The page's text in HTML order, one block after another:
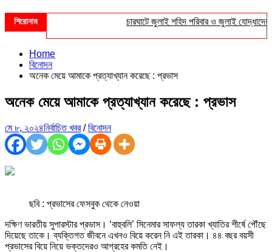
শিরোনাম চারঘাটে জুলাই শহিদ পরিবার ও জুলাই যোদ্ধাদের সংবর্ধনা
Home
বিনোদন
অনেক মেয়ে আমাকে প্রত্যাখ্যান করেছে : প্রভাস
অনেক মেয়ে আমাকে প্রত্যাখ্যান করেছে : প্রভাস
মে ৮, ২০২৪নির্বাচিত খবর/বিনোদন
ছবি : প্রভাসের ফেসবুক থেকে নেওয়া
দক্ষিণ ভারতীয় সুপারস্টার প্রভাস। ‘বাহুবলি’ সিনেমার সাফল্য তারকা খ্যাতির শীর্ষে পৌঁছে
দিয়েছে তাকে। ব্যক্তিগত জীবনে এখনও বিয়ে করেন নি এই তারকা। ৪৪ বছর বয়সী
প্রভাসের বিয়ে নিয়ে ভক্তদেরও আগ্রহের কমতি নেই।